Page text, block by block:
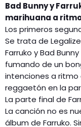
Bad Bunny y
marihuana a
Los primeros
Se trata de
Farruko y Bad
fumando de un
intenciones a
reggaetón en la
La parte final de
La canción no es
álbum de Farruko.